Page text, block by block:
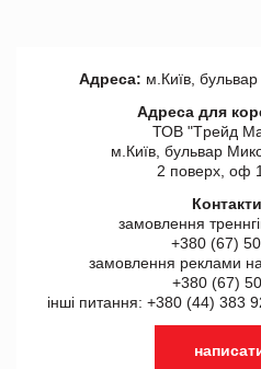
Адреса: м.Київ,
Адреса для
ТОВ "Tрейд
м.Київ, бульвар
2 поверх, оф
замовлення
+380 (67)
замовлення реклами
+380 (67)
інші питання: +380 (44) 383